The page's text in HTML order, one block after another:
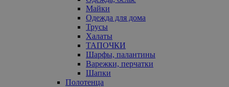
Майки
Одежда для дома
Трусы
Халаты
ТАПОЧКИ
Шарфы, палантины
Варежки, перчатки
Шапки
Полотенца